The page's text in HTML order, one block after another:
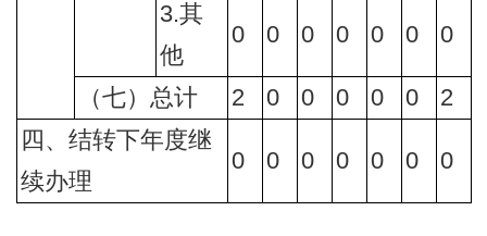
3.其
他
0 0 0 0 0 0 0
（七）总计 2 0 0 0 0 0
2
四、结转下年度继
续办理
0 0 0 0 0 0 0